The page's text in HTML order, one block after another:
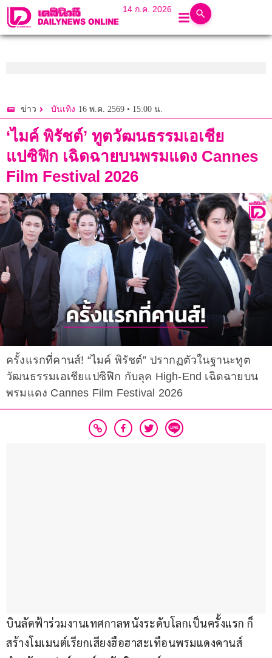
14 ก.ค. 2026
ข่าว บันเทิง 16 พ.ค. 2569 • 15:00 น.
‘ไมค์ พิรัชต์’ ทูตวัฒนธรรมเอเชีย
แปซิฟิก เฉิดฉายบนพรมแดง Cannes
Film Festival 2026
ครั้งแรกที่คานส์! “ไมค์ พิรัชต์” ปรากฏตัวในฐานะทูต
วัฒนธรรมเอเชียแปซิฟิก กับลุค High-End เฉิดฉายบน
พรมแดง Cannes Film Festival 2026
บินลัดฟ้าร่วมงานเทศกาลหนังระดับโลกเป็นครั้งแรก ก็
สร้างโมเมนต์เรียกเสียงฮือฮาสะเทือนพรมแดงคานส์